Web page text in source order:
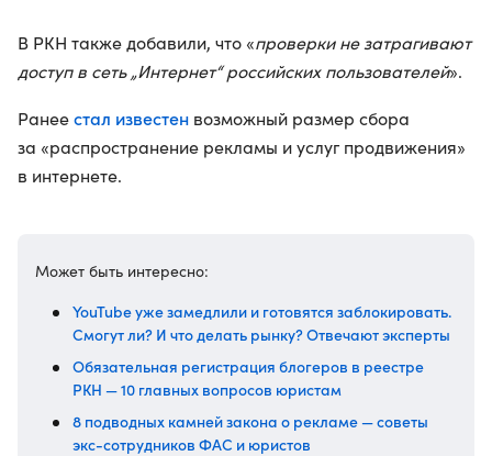
В РКН также добавили, что «проверки не затрагивают
доступ в сеть „Интернет“ российских пользователей».
Ранеестал известен возможный размер сбора
за «распространение рекламы и услуг продвижения»
в интернете.
Может быть интересно:
YouTube уже замедлили и готовятся заблокировать.
Смогут ли? И что делать рынку? Отвечают эксперты
Обязательная регистрация блогеров в реестре
РКН — 10 главных вопросов юристам
8 подводных камней закона о рекламе — советы
экс-сотрудников ФАС и юристов